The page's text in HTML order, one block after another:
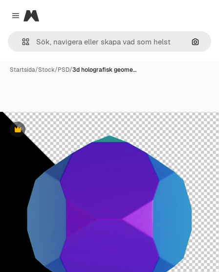
Close menu
Magnific
Sök
Startsida/Stock/PSD/3d holografisk geome…
Premie